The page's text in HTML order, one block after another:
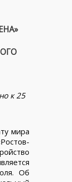
к 25
мира
Об